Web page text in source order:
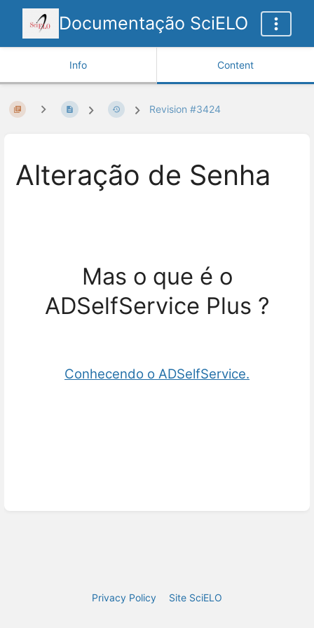
Documentação SciELO
Info Content
Revision #3424
Alteração de Senha
Mas o que é o
ADSelfService Plus ?
Conhecendo o ADSelfService.
Privacy Policy Site SciELO